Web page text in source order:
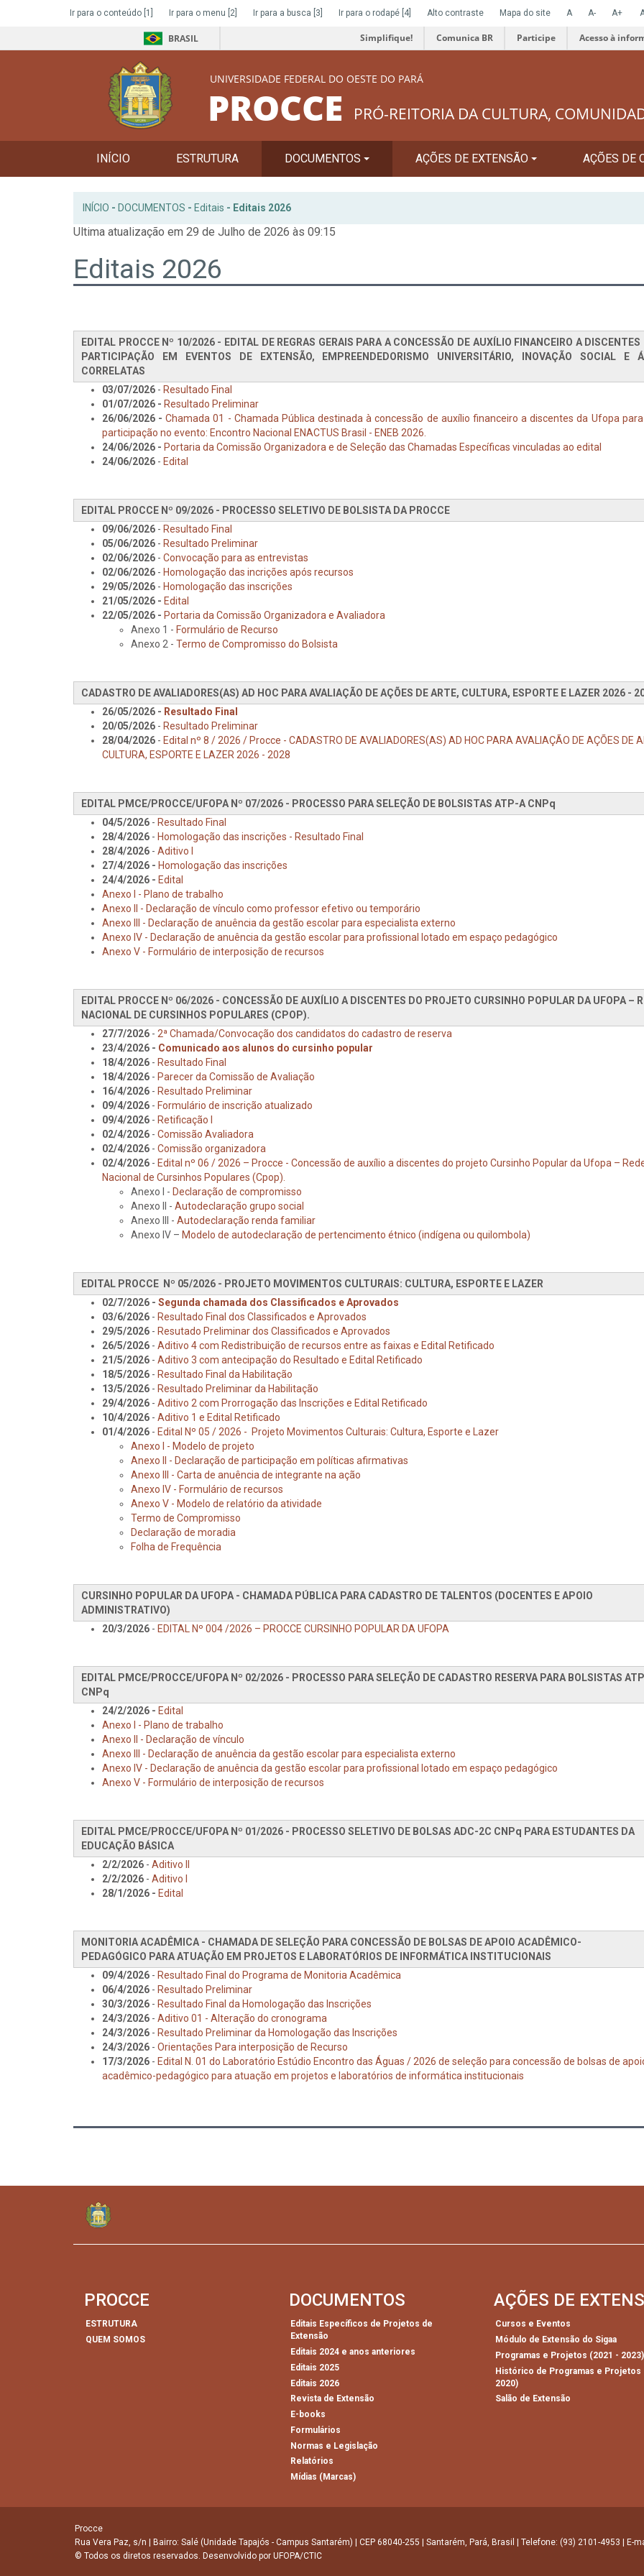
Ir para o conteúdo [1] Ir para o menu [2] Ir para a busca [3] Ir para o rodapé [4] Alto contraste Mapa do site A A- A+
BRASIL Simplifique! Comunica BR Participe Acesso à
UNIVERSIDADE FEDERAL DO OESTE DO PARÁ
PROCCE PRÓ-REITORIA DA CULTURA,
INÍCIO ESTRUTURA DOCUMENTOS AÇÕES DE EXTENSÃO AÇÕES DE
INÍCIO - DOCUMENTOS - Editais - Editais 2026
Ultima atualização em 29 de Julho de 2026 às 09:15
Editais 2026
EDITAL PROCCE Nº 10/2026 - EDITAL DE REGRAS GERAIS PARA A CONCESSÃO DE AUXÍLIO FINANCEIRO A DISCENTES
PARTICIPAÇÃO EM EVENTOS DE EXTENSÃO, EMPREENDEDORISMO UNIVERSITÁRIO, INOVAÇÃO SOCIAL E
CORRELATAS
03/07/2026 - Resultado Final
01/07/2026 - Resultado Preliminar
26/06/2026 -Chamada 01 - Chamada Pública destinada à concessão de auxílio financeiro a discentes da Ufopa
participação no evento: Encontro Nacional ENACTUS Brasil - ENEB 2026.
24/06/2026 - Portaria da Comissão Organizadora e de Seleção das Chamadas Específicas vinculadas ao edital
24/06/2026 - Edital
EDITAL PROCCE Nº 09/2026 - PROCESSO SELETIVO DE BOLSISTA DA PROCCE
09/06/2026 - Resultado Final
05/06/2026 - Resultado Preliminar
02/06/2026 - Convocação para as entrevistas
02/06/2026 - Homologação das incrições após recursos
29/05/2026 - Homologação das inscrições
21/05/2026 - Edital
22/05/2026 - Portaria da Comissão Organizadora e Avaliadora
Anexo 1 - Formulário de Recurso
Anexo 2 - Termo de Compromisso do Bolsista
CADASTRO DE AVALIADORES(AS) AD HOC PARA AVALIAÇÃO DE AÇÕES DE ARTE, CULTURA, ESPORTE E LAZER 2026 -
26/05/2026 - Resultado Final
20/05/2026 - Resultado Preliminar
28/04/2026 - Edital nº 8 / 2026 / Procce - CADASTRO DE AVALIADORES(AS) AD HOC PARA AVALIAÇÃO DE AÇÕES DE
CULTURA, ESPORTE E LAZER 2026 - 2028
EDITAL PMCE/PROCCE/UFOPA Nº 07/2026 - PROCESSO PARA SELEÇÃO DE BOLSISTAS ATP-A CNPq
04/5/2026 - Resultado Final
28/4/2026 - Homologação das inscrições - Resultado Final
28/4/2026 - Aditivo I
27/4/2026 - Homologação das inscrições
24/4/2026 - Edital
Anexo I - Plano de trabalho
Anexo II - Declaração de vínculo como professor efetivo ou temporário
Anexo III - Declaração de anuência da gestão escolar para especialista externo
Anexo IV - Declaração de anuência da gestão escolar para profissional lotado em espaço pedagógico
Anexo V - Formulário de interposição de recursos
EDITAL PROCCE Nº 06/2026 - CONCESSÃO DE AUXÍLIO A DISCENTES DO PROJETO CURSINHO POPULAR DA UFOPA –
NACIONAL DE CURSINHOS POPULARES (CPOP).
27/7/2026 - 2ª Chamada/Convocação dos candidatos do cadastro de reserva
23/4/2026 - Comunicado aos alunos do cursinho popular
18/4/2026 - Resultado Final
18/4/2026 - Parecer da Comissão de Avaliação
16/4/2026 - Resultado Preliminar
09/4/2026 - Formulário de inscrição atualizado
09/4/2026 - Retificação I
02/4/2026 - Comissão Avaliadora
02/4/2026 - Comissão organizadora
02/4/2026 - Edital nº 06 / 2026 – Procce - Concessão de auxílio a discentes do projeto Cursinho Popular da Ufopa –
Nacional de Cursinhos Populares (Cpop).
Anexo I - Declaração de compromisso
Anexo II - Autodeclaração grupo social
Anexo III - Autodeclaração renda familiar
Anexo IV – Modelo de autodeclaração de pertencimento étnico (indígena ou quilombola)
EDITAL PROCCE Nº 05/2026 - PROJETO MOVIMENTOS CULTURAIS: CULTURA, ESPORTE E LAZER
02/7/2026 - Segunda chamada dos Classificados e Aprovados
03/6/2026 - Resultado Final dos Classificados e Aprovados
29/5/2026 - Resutado Preliminar dos Classificados e Aprovados
26/5/2026 - Aditivo 4 com Redistribuição de recursos entre as faixas e Edital Retificado
21/5/2026 - Aditivo 3 com antecipação do Resultado e Edital Retificado
18/5/2026 - Resultado Final da Habilitação
13/5/2026 - Resultado Preliminar da Habilitação
29/4/2026 - Aditivo 2 com Prorrogação das Inscrições e Edital Retificado
10/4/2026 - Aditivo 1 e Edital Retificado
01/4/2026 - Edital Nº 05 / 2026 - Projeto Movimentos Culturais: Cultura, Esporte e Lazer
Anexo I - Modelo de projeto
Anexo II - Declaração de participação em políticas afirmativas
Anexo III - Carta de anuência de integrante na ação
Anexo IV - Formulário de recursos
Anexo V - Modelo de relatório da atividade
Termo de Compromisso
Declaração de moradia
Folha de Frequência
CURSINHO POPULAR DA UFOPA - CHAMADA PÚBLICA PARA CADASTRO DE TALENTOS (DOCENTES E APOIO
ADMINISTRATIVO)
20/3/2026 - EDITAL Nº 004 /2026 – PROCCE CURSINHO POPULAR DA UFOPA
EDITAL PMCE/PROCCE/UFOPA Nº 02/2026 - PROCESSO PARA SELEÇÃO DE CADASTRO RESERVA PARA BOLSISTAS
CNPq
24/2/2026 - Edital
Anexo I - Plano de trabalho
Anexo II - Declaração de vínculo
Anexo III - Declaração de anuência da gestão escolar para especialista externo
Anexo IV - Declaração de anuência da gestão escolar para profissional lotado em espaço pedagógico
Anexo V - Formulário de interposição de recursos
EDITAL PMCE/PROCCE/UFOPA Nº 01/2026 - PROCESSO SELETIVO DE BOLSAS ADC-2C CNPq PARA ESTUDANTES DA
EDUCAÇÃO BÁSICA
2/2/2026 - Aditivo II
2/2/2026 - Aditivo I
28/1/2026 - Edital
MONITORIA ACADÊMICA - CHAMADA DE SELEÇÃO PARA CONCESSÃO DE BOLSAS DE APOIO ACADÊMICO-
PEDAGÓGICO PARA ATUAÇÃO EM PROJETOS E LABORATÓRIOS DE INFORMÁTICA INSTITUCIONAIS
09/4/2026 - Resultado Final do Programa de Monitoria Acadêmica
06/4/2026 - Resultado Preliminar
30/3/2026 - Resultado Final da Homologação das Inscrições
24/3/2026 - Aditivo 01 - Alteração do cronograma
24/3/2026 - Resultado Preliminar da Homologação das Inscrições
24/3/2026 - Orientações Para interposição de Recurso
17/3/2026 - Edital N. 01 do Laboratório Estúdio Encontro das Águas / 2026 de seleção para concessão de bolsas de
acadêmico-pedagógico para atuação em projetos e laboratórios de informática institucionais
PROCCE
ESTRUTURA
QUEM SOMOS
DOCUMENTOS
Editais Específicos de Projetos de
Extensão
Editais 2024 e anos anteriores
Editais 2025
Editais 2026
Revista de Extensão
E-books
Formulários
Normas e Legislação
Relatórios
Mídias (Marcas)
AÇÕES DE
Cursos e Eventos
Módulo de Extensão do Sigaa
Programas e Projetos (2021 - 2023)
Histórico de Programas e Projetos
2020)
Salão de Extensão
Procce
Rua Vera Paz, s/n | Bairro: Salé (Unidade Tapajós - Campus Santarém) | CEP 68040-255 | Santarém, Pará, Brasil | Telefone: (93) 2101-4953 | E-
© Todos os diretos reservados. Desenvolvido por UFOPA/CTIC